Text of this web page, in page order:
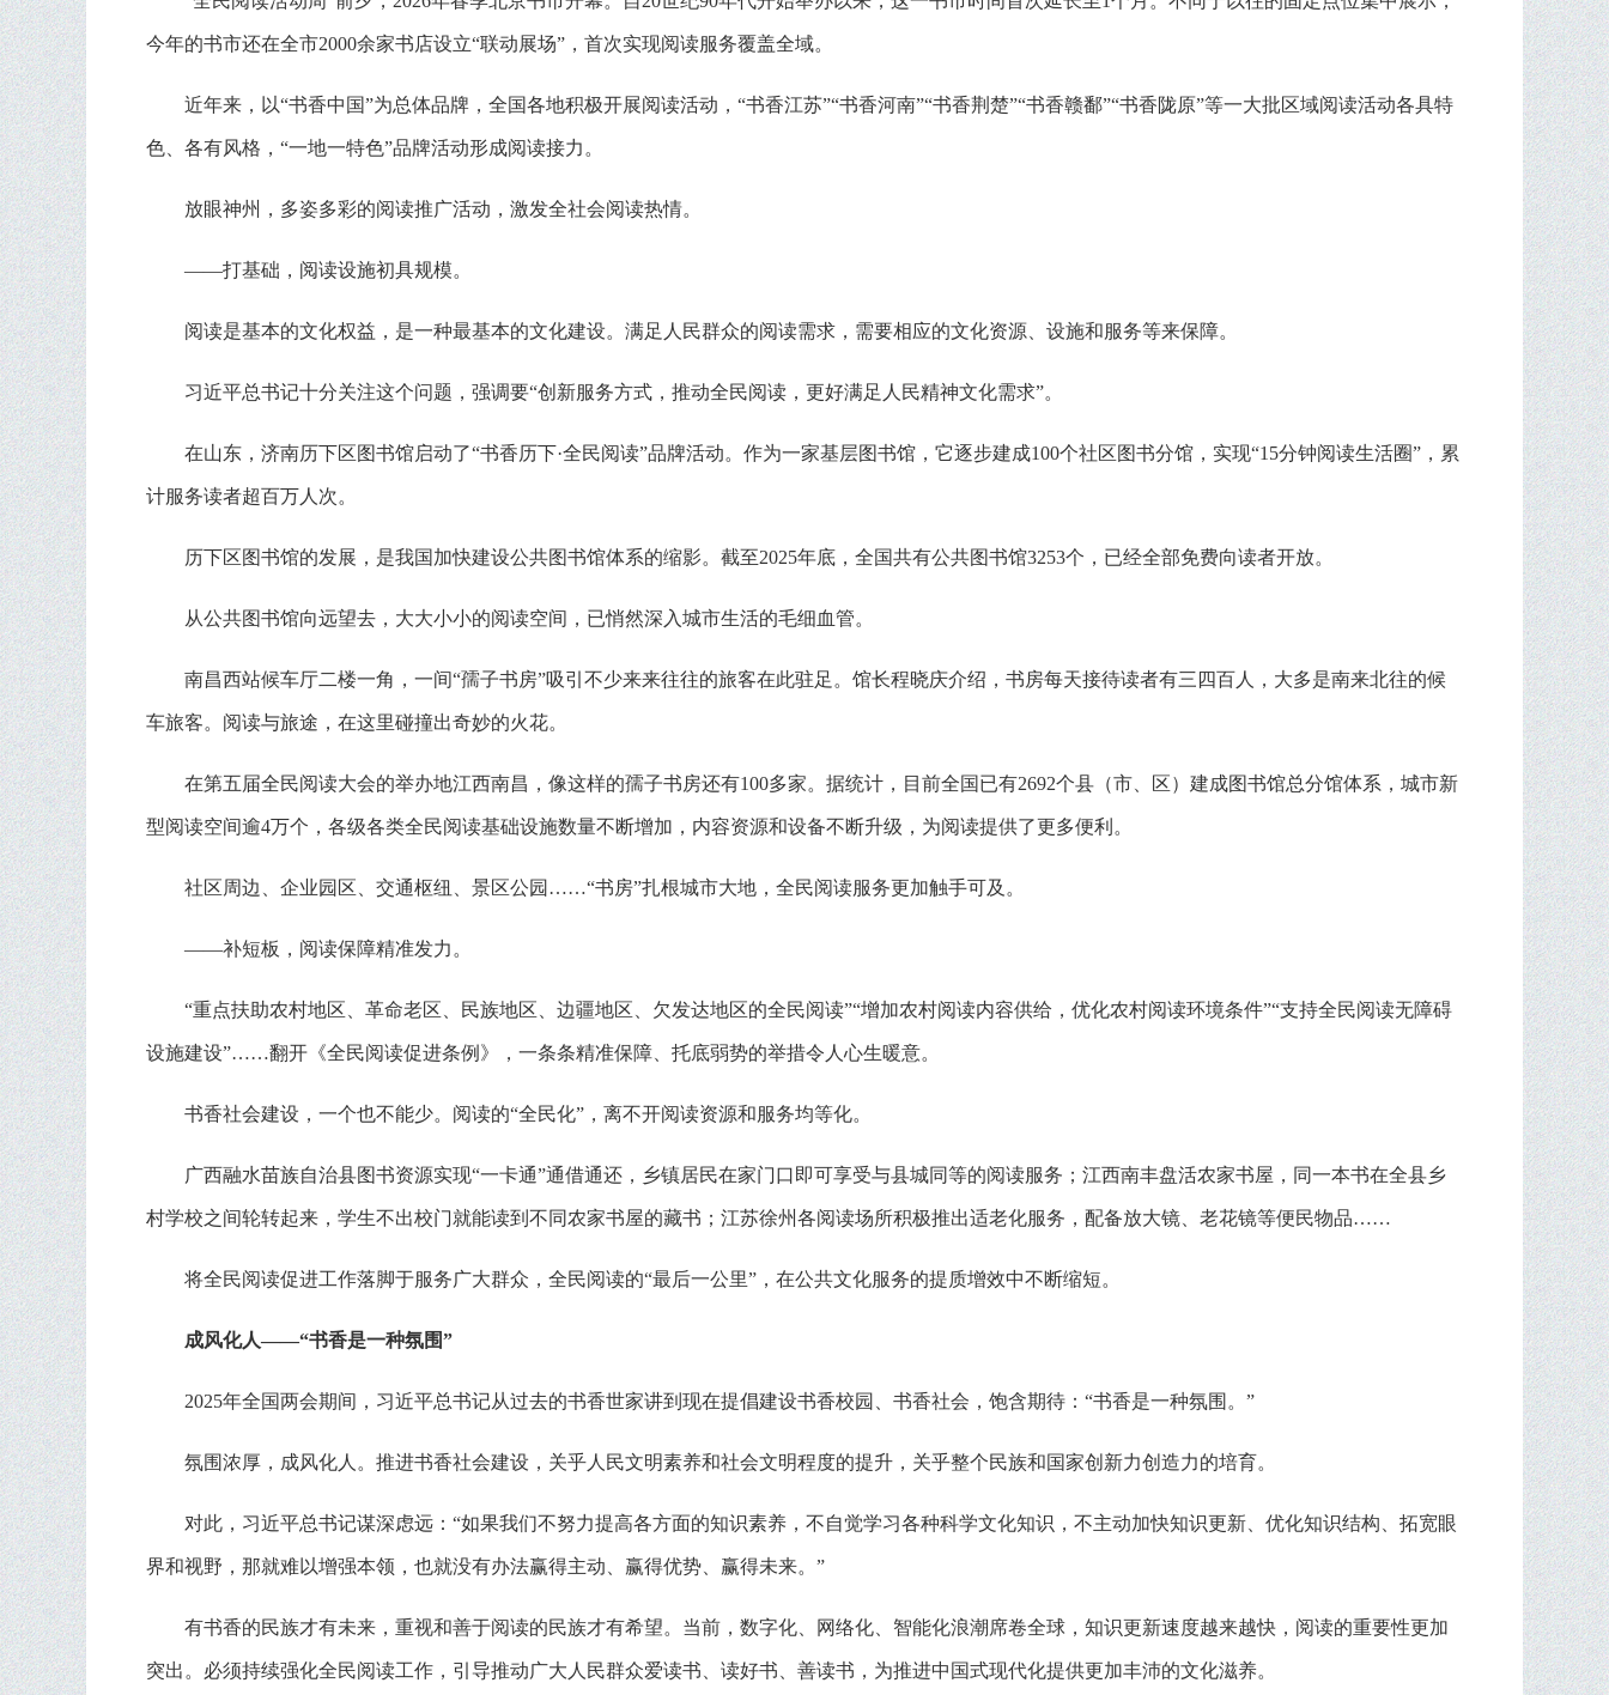
今年的书市还在全市2000余家书店设立“联动展场”，首次实现阅读服务覆盖全域。
近年来，以“书香中国”为总体品牌，全国各地积极开展阅读活动，“书香江苏”“书香河南”“书香荆楚”“书香赣鄱”“书香陇原”等一大批区域阅读活动各具特
色、各有风格，“一地一特色”品牌活动形成阅读接力。
放眼神州，多姿多彩的阅读推广活动，激发全社会阅读热情。
——打基础，阅读设施初具规模。
阅读是基本的文化权益，是一种最基本的文化建设。满足人民群众的阅读需求，需要相应的文化资源、设施和服务等来保障。
习近平总书记十分关注这个问题，强调要“创新服务方式，推动全民阅读，更好满足人民精神文化需求”。
在山东，济南历下区图书馆启动了“书香历下·全民阅读”品牌活动。作为一家基层图书馆，它逐步建成100个社区图书分馆，实现“15分钟阅读生活圈”，累
计服务读者超百万人次。
历下区图书馆的发展，是我国加快建设公共图书馆体系的缩影。截至2025年底，全国共有公共图书馆3253个，已经全部免费向读者开放。
从公共图书馆向远望去，大大小小的阅读空间，已悄然深入城市生活的毛细血管。
南昌西站候车厅二楼一角，一间“孺子书房”吸引不少来来往往的旅客在此驻足。馆长程晓庆介绍，书房每天接待读者有三四百人，大多是南来北往的候
车旅客。阅读与旅途，在这里碰撞出奇妙的火花。
在第五届全民阅读大会的举办地江西南昌，像这样的孺子书房还有100多家。据统计，目前全国已有2692个县（市、区）建成图书馆总分馆体系，城市新
型阅读空间逾4万个，各级各类全民阅读基础设施数量不断增加，内容资源和设备不断升级，为阅读提供了更多便利。
社区周边、企业园区、交通枢纽、景区公园……“书房”扎根城市大地，全民阅读服务更加触手可及。
——补短板，阅读保障精准发力。
“重点扶助农村地区、革命老区、民族地区、边疆地区、欠发达地区的全民阅读”“增加农村阅读内容供给，优化农村阅读环境条件”“支持全民阅读无障碍
设施建设”……翻开《全民阅读促进条例》，一条条精准保障、托底弱势的举措令人心生暖意。
书香社会建设，一个也不能少。阅读的“全民化”，离不开阅读资源和服务均等化。
广西融水苗族自治县图书资源实现“一卡通”通借通还，乡镇居民在家门口即可享受与县城同等的阅读服务；江西南丰盘活农家书屋，同一本书在全县乡
村学校之间轮转起来，学生不出校门就能读到不同农家书屋的藏书；江苏徐州各阅读场所积极推出适老化服务，配备放大镜、老花镜等便民物品……
将全民阅读促进工作落脚于服务广大群众，全民阅读的“最后一公里”，在公共文化服务的提质增效中不断缩短。
成风化人——“书香是一种氛围”
2025年全国两会期间，习近平总书记从过去的书香世家讲到现在提倡建设书香校园、书香社会，饱含期待：“书香是一种氛围。”
氛围浓厚，成风化人。推进书香社会建设，关乎人民文明素养和社会文明程度的提升，关乎整个民族和国家创新力创造力的培育。
对此，习近平总书记谋深虑远：“如果我们不努力提高各方面的知识素养，不自觉学习各种科学文化知识，不主动加快知识更新、优化知识结构、拓宽眼
界和视野，那就难以增强本领，也就没有办法赢得主动、赢得优势、赢得未来。”
有书香的民族才有未来，重视和善于阅读的民族才有希望。当前，数字化、网络化、智能化浪潮席卷全球，知识更新速度越来越快，阅读的重要性更加
突出。必须持续强化全民阅读工作，引导推动广大人民群众爱读书、读好书、善读书，为推进中国式现代化提供更加丰沛的文化滋养。